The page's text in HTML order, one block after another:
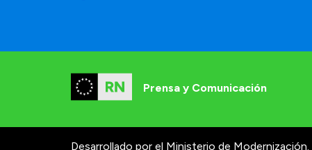
Prensa y Comunicación
Desarrollado por el Ministerio de Modernización.